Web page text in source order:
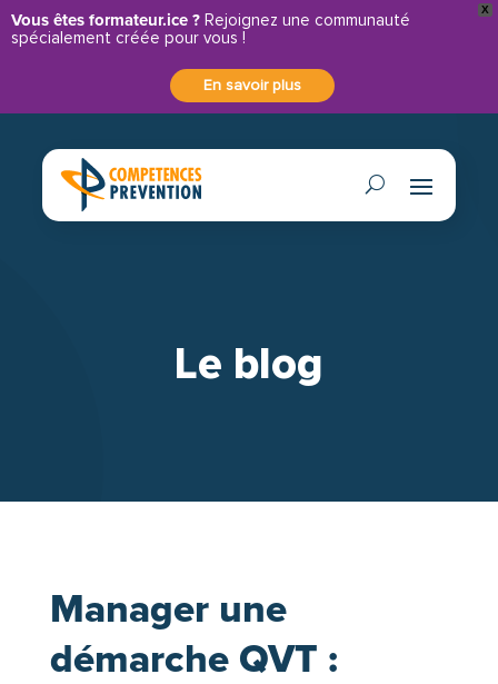
X
Vous êtes formateur.ice ? Rejoignez une communauté
spécialement créée pour vous !
En savoir plus
Le blog
Manager une
démarche QVT :
Panneau de gestion des cookies